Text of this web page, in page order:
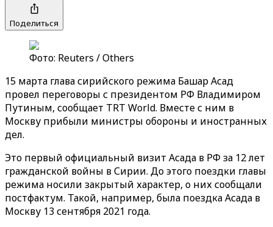
Поделиться
Фото: Reuters / Others
15 марта глава сирийского режима Башар Асад
провел переговоры с президентом РФ Владимиром
Путиным, сообщает TRT World. Вместе с ним в
Москву прибыли министры обороны и иностранных
дел.
Это первый официальный визит Асада в РФ за 12 лет
гражданской войны в Сирии. До этого поездки главы
режима носили закрытый характер, о них сообщали
постфактум. Такой, например, была поездка Асада в
Москву 13 сентября 2021 года.